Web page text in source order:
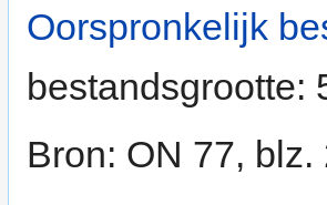
Oorspronkelijk
bestandsgrootte:
Bron: ON 77, blz.